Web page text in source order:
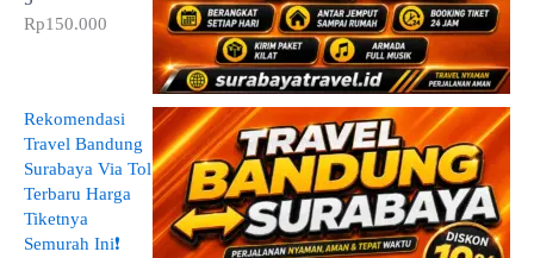
Rp150.000
Rekomendasi
Travel Bandung
Surabaya Via Tol
Terbaru Harga
Tiketnya
Semurah Ini❗